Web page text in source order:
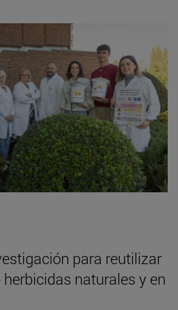
para reutilizar
naturales y en